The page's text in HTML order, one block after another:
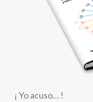
¡ Yo acuso… !